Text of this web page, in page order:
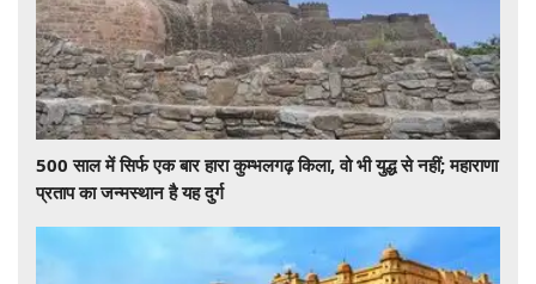
500 साल में सिर्फ एक बार हारा कुम्भलगढ़ किला, वो भी युद्ध से नहीं; महाराणा
प्रताप का जन्मस्थान है यह दुर्ग